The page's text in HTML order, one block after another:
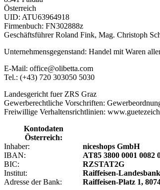
Österreich
UID: ATU63964918
Firmenbuch: FN302888z
Geschäftsführer Roland Fink, Mag. Christoph
Unternehmensgegenstand: Handel mit Waren
E-Mail: office@olibetta.com
Tel.: (+43) 720 303050 5030
Landesgericht fuer ZRS Graz
Gewerberechtliche Vorschriften:
Freiwillige Verhaltensrichtlinien:
Kontodaten
Österreich:
Inhaber:
niceshops GmbH
IBAN:
AT85 3800 0001 0082
BIC:
RZSTAT2G
Institut:
Raiffeisen-
Adresse der Bank:
Raiffeisen-Platz 1,